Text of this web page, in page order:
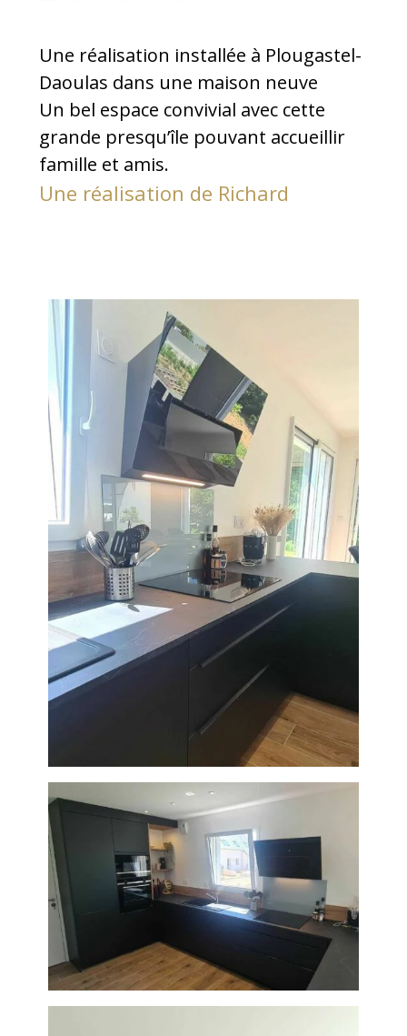
Une réalisation installée à Plougastel-
Daoulas dans une maison neuve
Un bel espace convivial avec cette
grande presqu’île pouvant accueillir
famille et amis.
Une réalisation de Richard